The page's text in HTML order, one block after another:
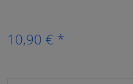
10,90 € *